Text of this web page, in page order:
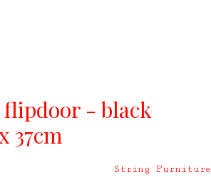
- black
37cm
String Furniture